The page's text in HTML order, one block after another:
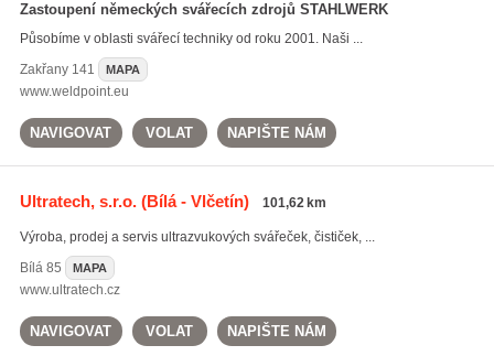
Zastoupení německých svářecích zdrojů STAHLWERK
Působíme v oblasti svářecí techniky od roku 2001. Naši ...
Zakřany141 MAPA
www.weldpoint.eu
NAVIGOVAT VOLAT NAPIŠTE NÁM
Ultratech, s.r.o.(Bílá - Vlčetín) 101,62 km
Výroba, prodej a servis ultrazvukových svářeček, čističek, ...
Bílá85 MAPA
www.ultratech.cz
NAVIGOVAT VOLAT NAPIŠTE NÁM